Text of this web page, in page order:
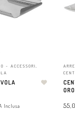
- ACCESSORI
Inclusa
ORO